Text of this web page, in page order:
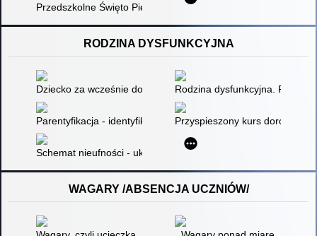
Przedszkolne Święto Piernika
RODZINA DYSFUNKCYJNA
Dziecko za wcześnie dorosłe - negatywne skutki
Rodzina dysfunkcyjna.
Parentyfikacja - identyfikacja i analiza środowisk
Przyspieszony kurs
Schemat nieufności - ukryty koszt przemocy
WAGARY /ABSENCJA UCZNIÓW/